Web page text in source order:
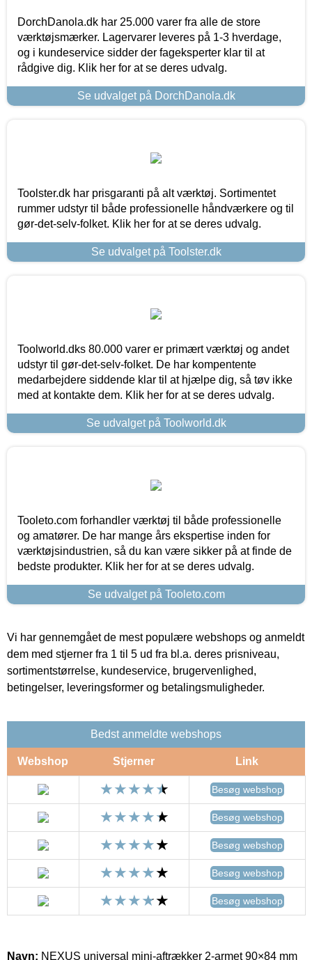
DorchDanola.dk har 25.000 varer fra alle de store
værktøjsmærker. Lagervarer leveres på 1-3 hverdage,
og i kundeservice sidder der fageksperter klar til at
rådgive dig. Klik her for at se deres udvalg.
Se udvalget på DorchDanola.dk
Toolster.dk har prisgaranti på alt værktøj. Sortimentet
rummer udstyr til både professionelle håndværkere og til
gør-det-selv-folket. Klik her for at se deres udvalg.
Se udvalget på Toolster.dk
Toolworld.dks 80.000 varer er primært værktøj og andet
udstyr til gør-det-selv-folket. De har kompentente
medarbejdere siddende klar til at hjælpe dig, så tøv ikke
med at kontakte dem. Klik her for at se deres udvalg.
Se udvalget på Toolworld.dk
Tooleto.com forhandler værktøj til både professionelle
og amatører. De har mange års ekspertise inden for
værktøjsindustrien, så du kan være sikker på at finde de
bedste produkter. Klik her for at se deres udvalg.
Se udvalget på Tooleto.com
Vi har gennemgået de mest populære webshops og anmeldt
dem med stjerner fra 1 til 5 ud fra bl.a. deres prisniveau,
sortimentstørrelse, kundeservice, brugervenlighed,
betingelser, leveringsformer og betalingsmuligheder.
Bedst anmeldte webshops
Webshop Stjerner Link
Besøg webshop
Besøg webshop
Besøg webshop
Besøg webshop
Besøg webshop
Navn: NEXUS universal mini-aftrækker 2-armet 90×84 mm